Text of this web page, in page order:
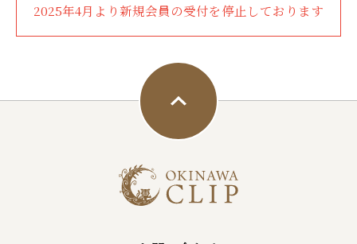
2025年4月より新規会員の受付を停止しております